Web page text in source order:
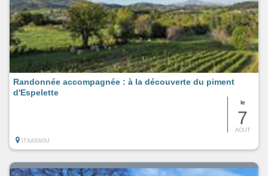
le
7
AOUT
Randonnée accompagnée : à la découverte du piment
d'Espelette
ITXASSOU